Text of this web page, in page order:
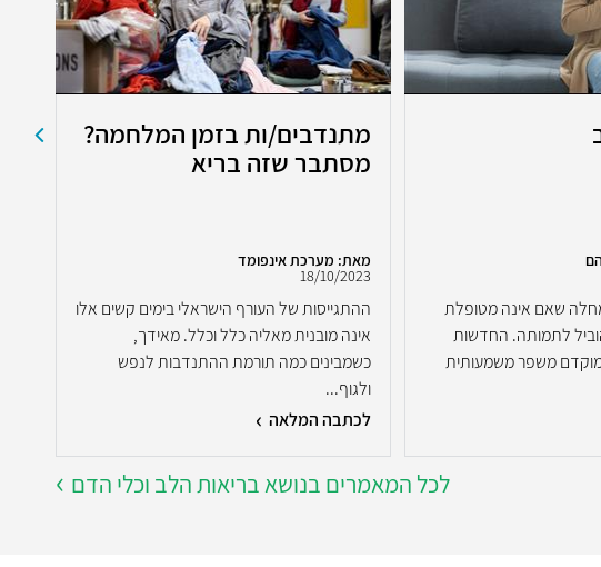
שאם אינה מטופלת
לתמותה. החדשות
מוקדם משפר משמעותית
מתנדבים/ות בזמן המלחמה?
מסתבר שזה בריא
מאת: מערכת אינפומד
18/10/2023
ההתגייסות של העורף הישראלי בימים קשים אלו
אינה מובנית מאליה כלל וכלל. מאידך,
כשמבינים כמה תורמת ההתנדבות לנפש
ולגוף...
לכתבה המלאה
לכל המאמרים בנושא בריאות הלב וכלי הדם